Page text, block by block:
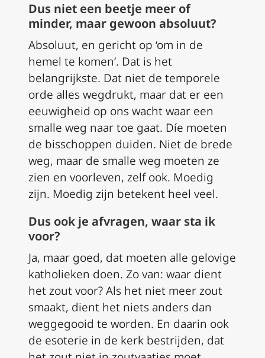
Dus niet een beetje meer of
minder, maar gewoon absoluut?
Absoluut, en gericht op ‘om in de
hemel te komen’. Dat is het
belangrijkste. Dat niet de temporele
orde alles wegdrukt, maar dat er een
eeuwigheid op ons wacht waar een
smalle weg naar toe gaat. Díe moeten
de bisschoppen duiden. Niet de brede
weg, maar de smalle weg moeten ze
zien en voorleven, zelf ook. Moedig
zijn. Moedig zijn betekent heel veel.
Dus ook je afvragen, waar sta ik
voor?
Ja, maar goed, dat moeten alle gelovige
katholieken doen. Zo van: waar dient
het zout voor? Als het niet meer zout
smaakt, dient het niets anders dan
weggegooid te worden. En daarin ook
de esoterie in de kerk bestrijden, dat